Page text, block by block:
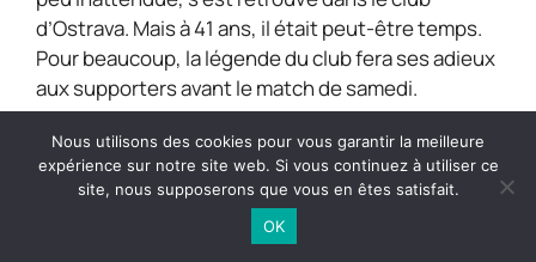
d’Ostrava. Mais à 41 ans, il était peut-être temps.
Pour beaucoup, la légende du club fera ses adieux
aux supporters avant le match de samedi.
10:18 –Le clou du programme du deuxième tour de
samedi sera le choc entre Baník et Slovácko. Deux
clubs qui ont connu un début de saison différent
s’affronteront au stade de Vítkovice. Alors que
Nous utilisons des cookies pour vous garantir la meilleure
expérience sur notre site web. Si vous continuez à utiliser ce
site, nous supposerons que vous en êtes satisfait.
OK